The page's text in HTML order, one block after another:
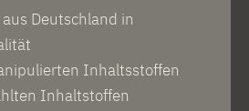
Deutschland in
Inhaltsstoffen
Inhaltstoffen